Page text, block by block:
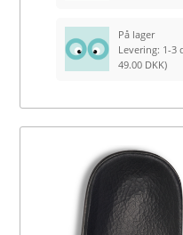
På lager
Levering: 1-3
49.00 DKK)